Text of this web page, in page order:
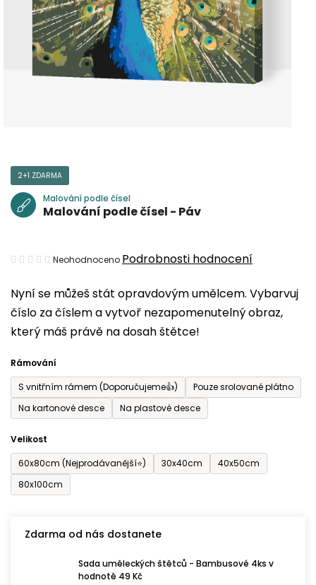
Nyní se můžeš stát opravdovým umělcem. Vybarvuj
číslo za číslem a vytvoř nezapomenutelný obraz,
který máš právě na dosah štětce!
Rámování
S vnitřním rámem (Doporučujeme👍)
Pouze srolované plátno
Na kartonové desce
Na plastové desce
Velikost
60x80cm (Nejprodávanější⭐)
30x40cm
40x50cm
80x100cm
Zdarma od nás dostanete
Sada uměleckých štětců - Bambusové 4ks v
hodnotě 49 Kč
2+1 ZDARMA
Malování podle čísel
Malování podle čísel - Páv
Průměrné
produktu
je
0,0
5
hvězdiček.
Neohodnoceno Podrobnosti hodnocení